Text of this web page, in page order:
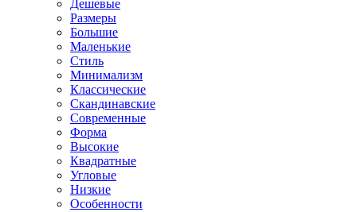
Дешевые
Размеры
Большие
Маленькие
Стиль
Минимализм
Классические
Скандинавские
Современные
Форма
Высокие
Квадратные
Угловые
Низкие
Особенности